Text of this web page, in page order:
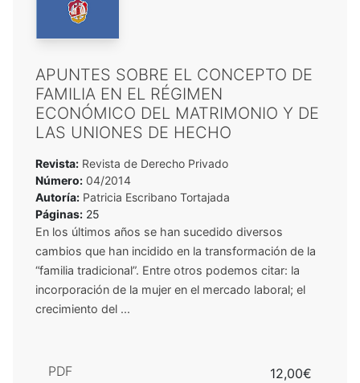
APUNTES SOBRE EL CONCEPTO DE
FAMILIA EN EL RÉGIMEN
ECONÓMICO DEL MATRIMONIO Y DE
LAS UNIONES DE HECHO
Revista: Revista de Derecho Privado
Número: 04/2014
Autoría: Patricia Escribano Tortajada
Páginas: 25
En los últimos años se han sucedido diversos
cambios que han incidido en la transformación de la
“familia tradicional”. Entre otros podemos citar: la
incorporación de la mujer en el mercado laboral; el
crecimiento del ...
PDF 12,00€